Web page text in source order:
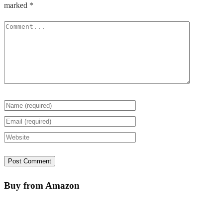
marked *
Buy from Amazon